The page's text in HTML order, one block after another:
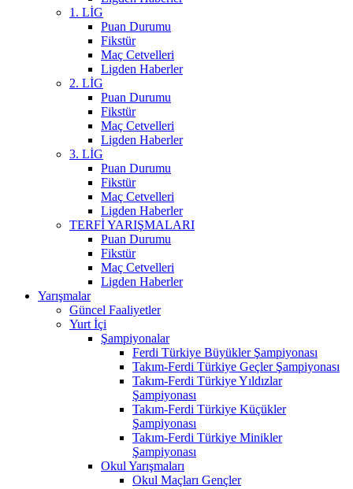
1. LİG
Puan Durumu
Fikstür
Maç Cetvelleri
Ligden Haberler
2. LİG
Puan Durumu
Fikstür
Maç Cetvelleri
Ligden Haberler
3. LİG
Puan Durumu
Fikstür
Maç Cetvelleri
Ligden Haberler
TERFİ YARIŞMALARI
Puan Durumu
Fikstür
Maç Cetvelleri
Ligden Haberler
Yarışmalar
Güncel Faaliyetler
Yurt İçi
Şampiyonalar
Ferdi Türkiye Büyükler Şampiyonası
Takım-Ferdi Türkiye Geçler Şampiyonası
Takım-Ferdi Türkiye Yıldızlar
Şampiyonası
Takım-Ferdi Türkiye Küçükler
Şampiyonası
Takım-Ferdi Türkiye Minikler
Şampiyonası
Okul Yarışmaları
Okul Maçları Gençler